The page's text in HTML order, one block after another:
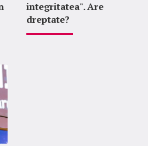
integritatea". Are
dreptate?